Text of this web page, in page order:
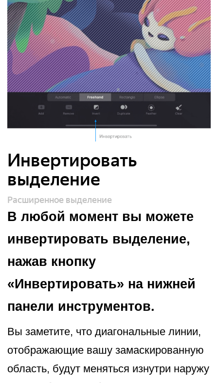
Инвертировать
выделение
Расширенное выделение
В любой момент вы можете
инвертировать выделение,
нажав кнопку
«Инвертировать» на нижней
панели инструментов.
Вы заметите, что диагональные линии,
отображающие вашу замаскированную
область, будут меняться изнутри наружу